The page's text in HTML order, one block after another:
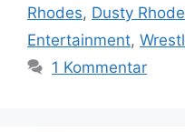
Rhodes, Dusty
Entertainment,
1 Kommentar